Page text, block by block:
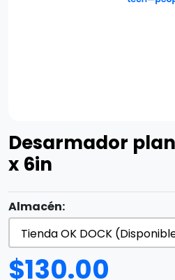
Desarmador
x 6in
Almacén:
$130.00